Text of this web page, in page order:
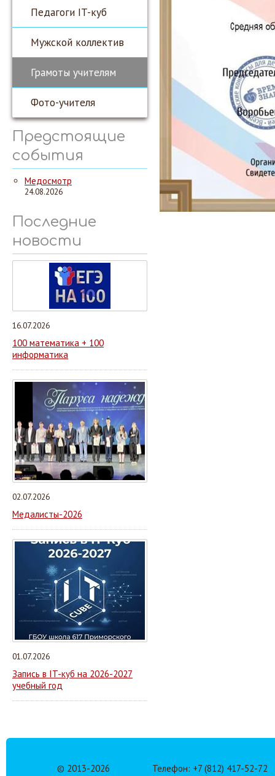
Педагоги IT-куб
Мужской коллектив
Грамоты учителям
Фото-учителя
Предстоящие
события
Медосмотр
24.08.2026
Последние
новости
16.07.2026
100 математика + 100
информатика
02.07.2026
Медалисты-2026
01.07.2026
Запись в IT-куб на 2026-2027
учебный год
© 2013-2026 Телефон: +7 (812) 417-52-72